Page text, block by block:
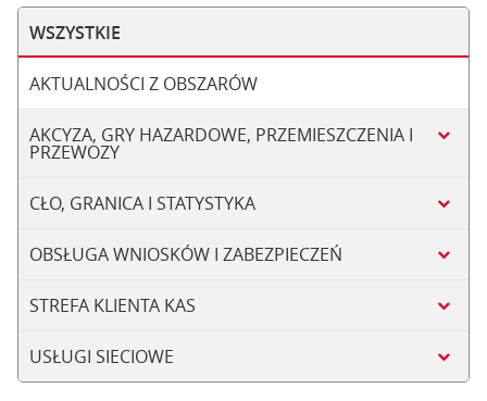
WSZYSTKIE
AKTUALNOŚCI Z OBSZARÓW
AKCYZA, GRY HAZARDOWE, PRZEMIESZCZENIA I
PRZEWOZY
CŁO, GRANICA I STATYSTYKA
OBSŁUGA WNIOSKÓW I ZABEZPIECZEŃ
STREFA KLIENTA KAS
USŁUGI SIECIOWE